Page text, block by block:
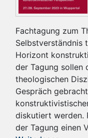
Fachtagung zum
Selbstverständnis
Horizont
der Tagung sollen
theologischen
Gespräch
diskutiert werden.
der Tagung einen